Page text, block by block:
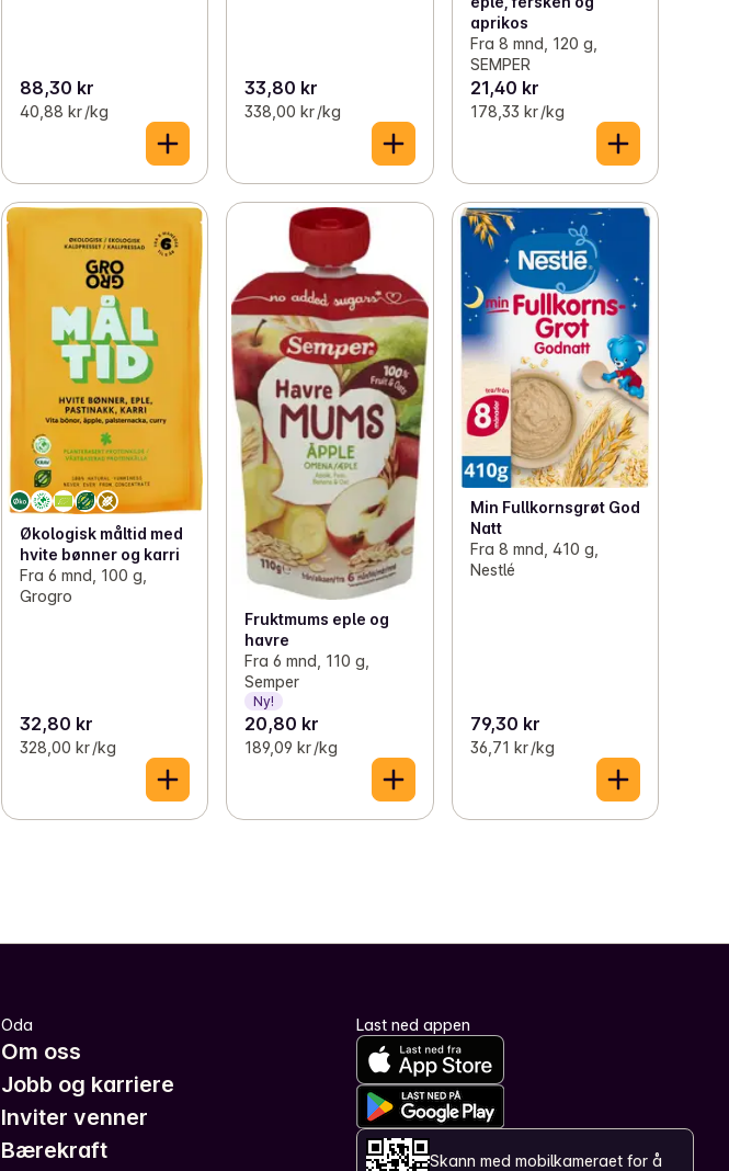
88,30 kr
40,88 kr /kg
33,80 kr
338,00 kr /kg
aprikos
Fra 8 mnd, 120 g,
SEMPER
21,40 kr
178,33 kr /kg
Økologisk måltid med
hvite bønner og karri
Fra 6 mnd, 100 g,
Grogro
32,80 kr
328,00 kr /kg
Fruktmums eple og
havre
Fra 6 mnd, 110 g,
Semper
Ny!
20,80 kr
189,09 kr /kg
Min Fullkornsgrøt God
Natt
Fra 8 mnd, 410 g,
Nestlé
79,30 kr
36,71 kr /kg
Oda
Om oss
Jobb og karriere
Inviter venner
Bærekraft
Last ned appen
Skann med mobilkameraet for å